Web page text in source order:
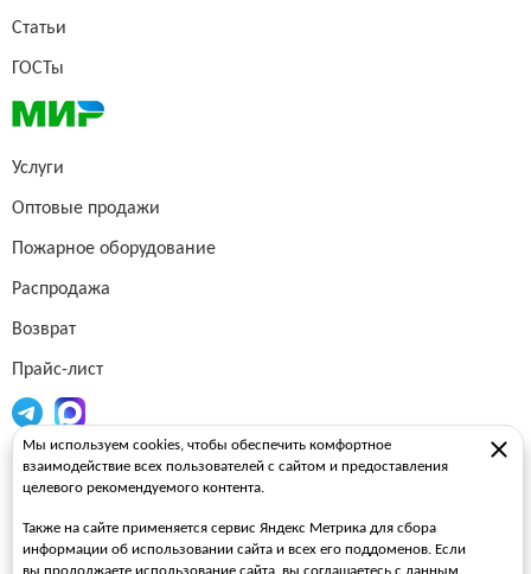
Статьи
ГОСТы
Услуги
Оптовые продажи
Пожарное оборудование
Распродажа
Возврат
Прайс-лист
Огнетушители
Пожарные стволы
Мы используем cookies, чтобы обеспечить комфортное
взаимодействие всех пользователей с сайтом и предоставления
целевого рекомендуемого контента.
Также на сайте применяется сервис Яндекс Метрика для сбора
информации об использовании сайта и всех его поддоменов. Если